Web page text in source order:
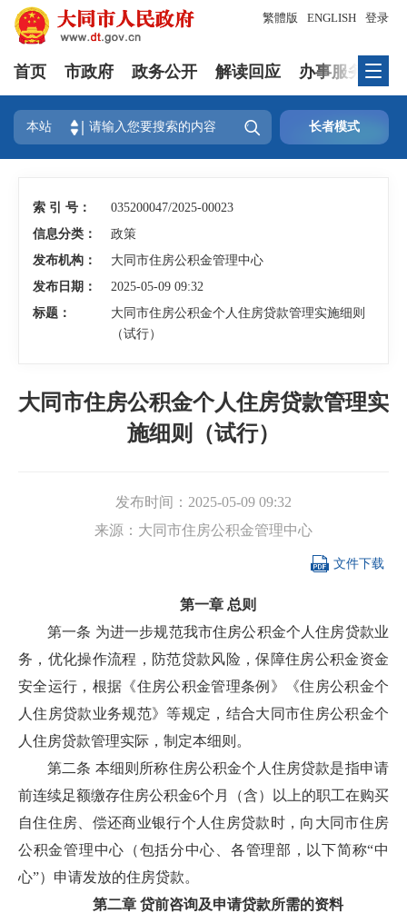
登录
繁體版 ENGLISH
首页 市政府 政务公开 解读回应 办事服务
本站  长者模式
索 引 号：
035200047/2025-00023
信息分类：
政策
发布机构：
大同市住房公积金管理中心
发布日期：
2025-05-09 09:32
标题：
大同市住房公积金个人住房贷款管理实施细则
（试行）
大同市住房公积金个人住房贷款管理实
施细则（试行）
发布时间： 2025-05-09 09:32
来源： 大同市住房公积金管理中心
 文件下载
第一章 总则
第一条 为进一步规范我市住房公积金个人住房贷款业
务，优化操作流程，防范贷款风险，保障住房公积金资金
安全运行，根据《住房公积金管理条例》《住房公积金个
人住房贷款业务规范》等规定，结合大同市住房公积金个
人住房贷款管理实际，制定本细则。
第二条 本细则所称住房公积金个人住房贷款是指申请
前连续足额缴存住房公积金6个月（含）以上的职工在购买
自住住房、偿还商业银行个人住房贷款时，向大同市住房
公积金管理中心（包括分中心、各管理部，以下简称“中
心”）申请发放的住房贷款。
第二章 贷前咨询及申请贷款所需的资料